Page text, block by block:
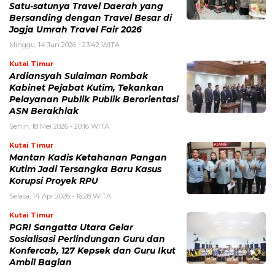
Satu-satunya Travel Daerah yang
Bersanding dengan Travel Besar di
Jogja Umrah Travel Fair 2026
Minggu, 14 Jun 2026 - 23:42 WITA
Kutai Timur
Ardiansyah Sulaiman Rombak
Kabinet Pejabat Kutim, Tekankan
Pelayanan Publik Publik Berorientasi
ASN Berakhlak
Senin, 18 Mei 2026 - 20:16 WITA
Kutai Timur
Mantan Kadis Ketahanan Pangan
Kutim Jadi Tersangka Baru Kasus
Korupsi Proyek RPU
Selasa, 14 Apr 2026 - 16:28 WITA
Kutai Timur
PGRI Sangatta Utara Gelar
Sosialisasi Perlindungan Guru dan
Konfercab, 127 Kepsek dan Guru Ikut
Ambil Bagian